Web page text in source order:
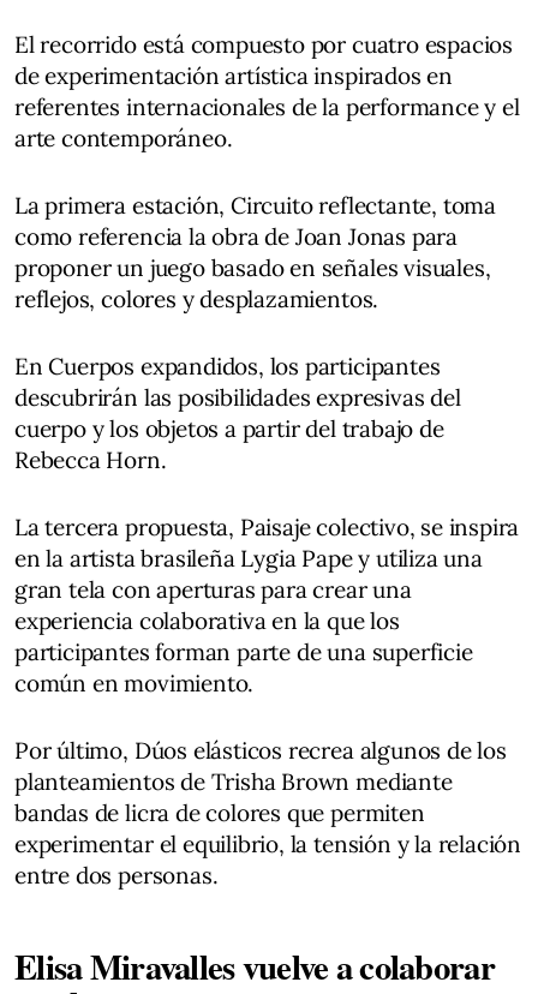
El recorrido está compuesto por cuatro espacios
de experimentación artística inspirados en
referentes internacionales de la performance y el
arte contemporáneo.
La primera estación, Circuito reflectante, toma
como referencia la obra de Joan Jonas para
proponer un juego basado en señales visuales,
reflejos, colores y desplazamientos.
En Cuerpos expandidos, los participantes
descubrirán las posibilidades expresivas del
cuerpo y los objetos a partir del trabajo de
Rebecca Horn.
La tercera propuesta, Paisaje colectivo, se inspira
en la artista brasileña Lygia Pape y utiliza una
gran tela con aperturas para crear una
experiencia colaborativa en la que los
participantes forman parte de una superficie
común en movimiento.
Por último, Dúos elásticos recrea algunos de los
planteamientos de Trisha Brown mediante
bandas de licra de colores que permiten
experimentar el equilibrio, la tensión y la relación
entre dos personas.
Elisa Miravalles vuelve a colaborar